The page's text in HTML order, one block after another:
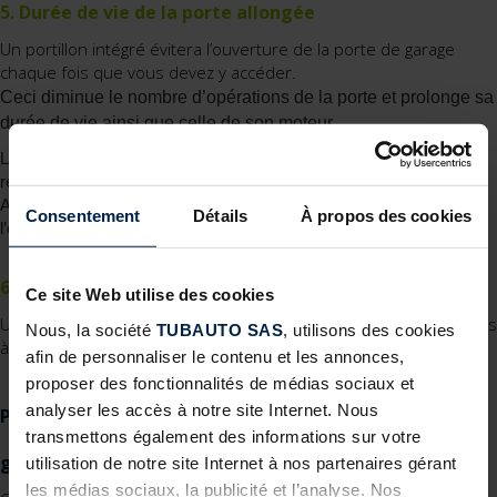
Consentement Détails À propos des cookies
Ce site Web utilise des cookies
Nous, la société TUBAUTO SAS , utilisons des cookies
afin de personnaliser le contenu et les annonces,
proposer des fonctionnalités de médias sociaux et
analyser les accès à notre site Internet. Nous
transmettons également des informations sur votre
utilisation de notre site Internet à nos partenaires gérant
les médias sociaux, la publicité et l’analyse. Nos
5. Durée de vie de la porte allongée
Un portillon intégré évitera l’ouverture de la porte de garage
chaque fois que vous devez y accéder.
Ceci diminue le nombre d’opérations de la porte et prolonge sa
durée de vie ainsi que celle de son moteur.
La réduction des manipulations d’une porte de garage motorisée
réduira également la consommation d’électricité.
Ainsi, vous économisez de l’argent tout en contribuant à
l’environnement.
6. Plus besoin d’avoir un autre point d’accès
Un portillon intégré permet d’éviter la construction d’autres accès
à votre garage, ce qui est très utile dans le cas d’un petit garage.
Points à considérer pour l’acquisition d’une porte de
garage avec portillon